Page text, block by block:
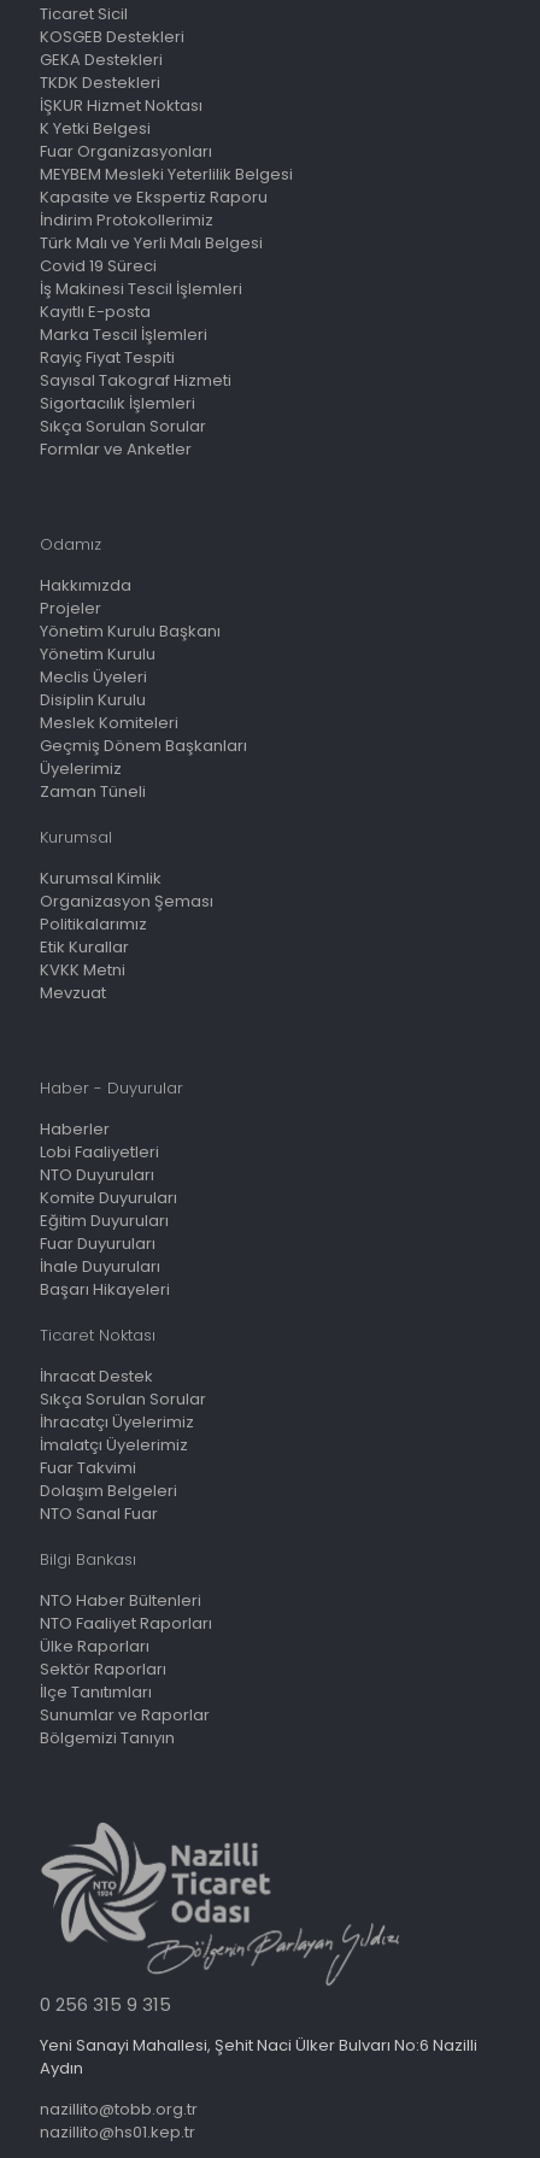
Ticaret Sicil
KOSGEB Destekleri
GEKA Destekleri
TKDK Destekleri
İŞKUR Hizmet Noktası
K Yetki Belgesi
Fuar Organizasyonları
MEYBEM Mesleki Yeterlilik Belgesi
Kapasite ve Ekspertiz Raporu
İndirim Protokollerimiz
Türk Malı ve Yerli Malı Belgesi
Covid 19 Süreci
İş Makinesi Tescil İşlemleri
Kayıtlı E-posta
Marka Tescil İşlemleri
Rayiç Fiyat Tespiti
Sayısal Takograf Hizmeti
Sigortacılık İşlemleri
Sıkça Sorulan Sorular
Formlar ve Anketler
Odamız
Hakkımızda
Projeler
Yönetim Kurulu Başkanı
Yönetim Kurulu
Meclis Üyeleri
Disiplin Kurulu
Meslek Komiteleri
Geçmiş Dönem Başkanları
Üyelerimiz
Zaman Tüneli
Kurumsal
Kurumsal Kimlik
Organizasyon Şeması
Politikalarımız
Etik Kurallar
KVKK Metni
Mevzuat
Haber - Duyurular
Haberler
Lobi Faaliyetleri
NTO Duyuruları
Komite Duyuruları
Eğitim Duyuruları
Fuar Duyuruları
İhale Duyuruları
Başarı Hikayeleri
Ticaret Noktası
İhracat Destek
Sıkça Sorulan Sorular
İhracatçı Üyelerimiz
İmalatçı Üyelerimiz
Fuar Takvimi
Dolaşım Belgeleri
NTO Sanal Fuar
Bilgi Bankası
NTO Haber Bültenleri
NTO Faaliyet Raporları
Ülke Raporları
Sektör Raporları
İlçe Tanıtımları
Sunumlar ve Raporlar
Bölgemizi Tanıyın
0 256 315 9 315
Yeni Sanayi Mahallesi, Şehit Naci Ülker Bulvarı No:6 Nazilli
Aydın
nazillito@tobb.org.tr
nazillito@hs01.kep.tr